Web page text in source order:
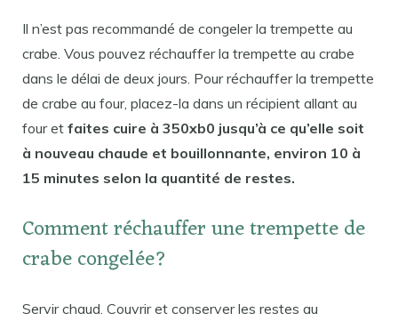
Il n’est pas recommandé de congeler la trempette au
crabe. Vous pouvez réchauffer la trempette au crabe
dans le délai de deux jours. Pour réchauffer la trempette
de crabe au four, placez-la dans un récipient allant au
four et faites cuire à 350xb0 jusqu’à ce qu’elle soit
à nouveau chaude et bouillonnante, environ 10 à
15 minutes selon la quantité de restes.
Comment réchauffer une trempette de
crabe congelée?
Servir chaud. Couvrir et conserver les restes au